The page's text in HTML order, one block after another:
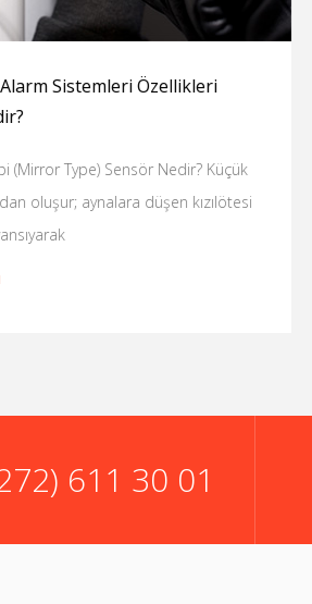
Sistemleri Özellikleri
Type) Sensör Nedir? Küçük
aynalara düşen kızılötesi
611 30 01